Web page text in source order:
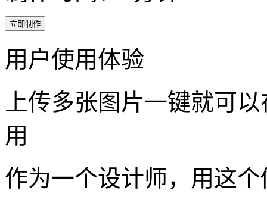
立即制作
用户使用体验
上传多张图片一键就可
用
作为一个设计师，用这